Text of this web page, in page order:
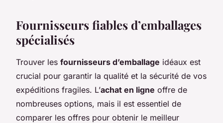
Fournisseurs fiables d’emballages
spécialisés
Trouver les fournisseurs d’emballage idéaux est
crucial pour garantir la qualité et la sécurité de vos
expéditions fragiles. L’achat en ligne offre de
nombreuses options, mais il est essentiel de
comparer les offres pour obtenir le meilleur